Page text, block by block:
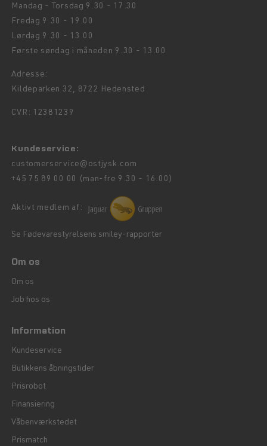
Mandag - Torsdag 9.30 - 17.30
Fredag 9.30 - 19.00
Lørdag 9.30 - 13.00
Første søndag i måneden 9.30 - 13.00
Adresse:
Kildeparken 32, 8722 Hedensted
CVR: 12381239
Kundeservice:
customerservice@ostjysk.com
+45 75 89 00 00 (man-fre 9.30 - 16.00)
Aktivt medlem af:
Se Fødevarestyrelsens smiley-rapporter
Om os
Om os
Job hos os
Information
Kundeservice
Butikkens åbningstider
Prisrobot
Finansiering
Våbenværkstedet
Prismatch